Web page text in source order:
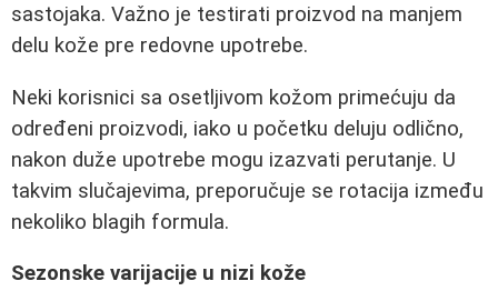
sastojaka. Važno je testirati proizvod na manjem
delu kože pre redovne upotrebe.
Neki korisnici sa osetljivom kožom primećuju da
određeni proizvodi, iako u početku deluju odlično,
nakon duže upotrebe mogu izazvati perutanje. U
takvim slučajevima, preporučuje se rotacija između
nekoliko blagih formula.
Sezonske varijacije u nizi kože